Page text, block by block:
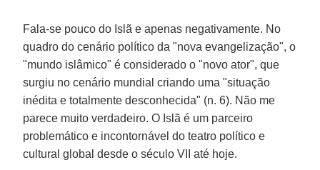
Fala-se pouco do Islã e apenas negativamente. No
quadro do cenário político da "nova evangelização", o
"mundo islâmico" é considerado o "novo ator", que
surgiu no cenário mundial criando uma "situação
inédita e totalmente desconhecida" (n. 6). Não me
parece muito verdadeiro. O Islã é um parceiro
problemático e incontornável do teatro político e
cultural global desde o século VII até hoje.